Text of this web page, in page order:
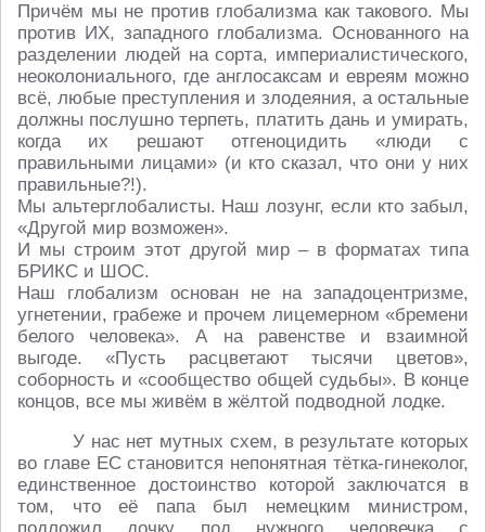
Причём мы не против глобализма как такового. Мы
против ИХ, западного глобализма. Основанного на
разделении людей на сорта, империалистического,
неоколониального, где англосаксам и евреям можно
всё, любые преступления и злодеяния, а остальные
должны послушно терпеть, платить дань и умирать,
когда их решают отгеноцидить «люди с
правильными лицами» (и кто сказал, что они у них
правильные?!).
Мы альтерглобалисты. Наш лозунг, если кто забыл,
«Другой мир возможен».
И мы строим этот другой мир – в форматах типа
БРИКС и ШОС.
Наш глобализм основан не на западоцентризме,
угнетении, грабеже и прочем лицемерном «бремени
белого человека». А на равенстве и взаимной
выгоде. «Пусть расцветают тысячи цветов»,
соборность и «сообщество общей судьбы». В конце
концов, все мы живём в жёлтой подводной лодке.
У нас нет мутных схем, в результате которых
во главе ЕС становится непонятная тётка-гинеколог,
единственное достоинство которой заключатся в
том, что её папа был немецким министром,